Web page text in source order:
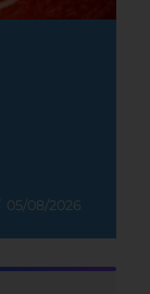
05/08/2026